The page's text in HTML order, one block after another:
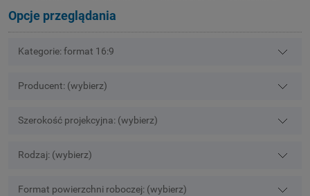
Opcje przeglądania
Kategorie: format 16:9
Producent: (wybierz)
Szerokość projekcyjna: (wybierz)
Rodzaj: (wybierz)
Format powierzchni roboczej: (wybierz)